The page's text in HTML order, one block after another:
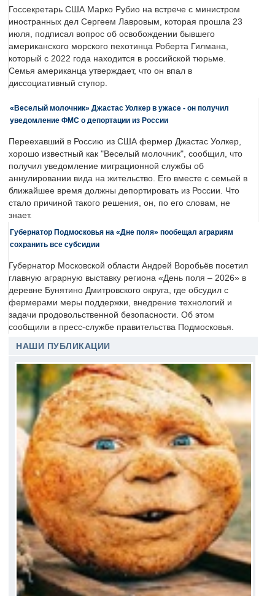
Госсекретарь США Марко Рубио на встрече с министром
иностранных дел Сергеем Лавровым, которая прошла 23
июля, подписал вопрос об освобождении бывшего
американского морского пехотинца Роберта Гилмана,
который с 2022 года находится в российской тюрьме.
Семья американца утверждает, что он впал в
диссоциативный ступор.
«Веселый молочник» Джастас Уолкер в ужасе - он получил
уведомление ФМС о депортации из России
Переехавший в Россию из США фермер Джастас Уолкер,
хорошо известный как "Веселый молочник", сообщил, что
получил уведомление миграционной службы об
аннулировании вида на жительство. Его вместе с семьей в
ближайшее время должны депортировать из России. Что
стало причиной такого решения, он, по его словам, не
знает.
Губернатор Подмосковья на «Дне поля» пообещал аграриям
сохранить все субсидии
Губернатор Московской области Андрей Воробьёв посетил
главную аграрную выставку региона «День поля – 2026» в
деревне Бунятино Дмитровского округа, где обсудил с
фермерами меры поддержки, внедрение технологий и
задачи продовольственной безопасности. Об этом
сообщили в пресс-службе правительства Подмосковья.
НАШИ ПУБЛИКАЦИИ